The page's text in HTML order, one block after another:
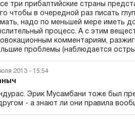
три прибалтийские страны
чтобы в очередной раз писать
надо по меньшей мере иметь
процесс. А с этим
комментариям,
проблемы (наблюдается
2013 - 15:54
Эрик Мусамбани тоже был
- а знают ли они правила